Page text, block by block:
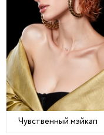
Чувственный мэйкап